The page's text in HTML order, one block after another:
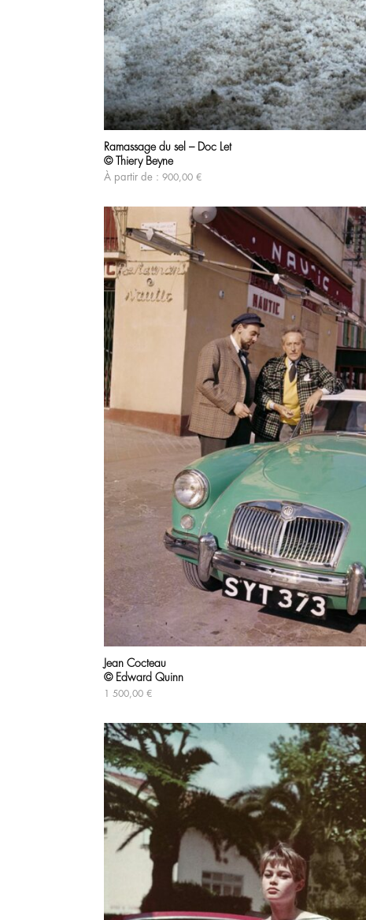
Ramassage du sel – Doc Let
© Thiery Beyne
À partir de : 900,00 €
Jean Cocteau
© Edward Quinn
1 500,00 €